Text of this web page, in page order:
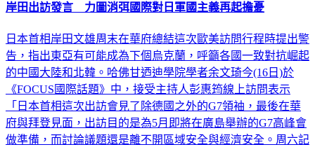
岸田出訪發言 力圖消弭國際對日軍國主義再起擔憂
日本首相岸田文雄周末在華府總結這次歐美訪問行程時提出警
告，指出東亞有可能成為下個烏克蘭，呼籲各國一致對抗崛起
的中國大陸和北韓。哈佛甘迺迪學院學者余文琦今(16日)於
《FOCUS國際話題》中，接受主持人彭惠筠線上訪問表示
「日本首相這次出訪會見了除德國之外的G7領袖，最後在華
府與拜登見面，出訪目的是為5月即將在廣島舉辦的G7高峰會
做準備，而討論議題還是離不開區域安全與經濟安全。周六記